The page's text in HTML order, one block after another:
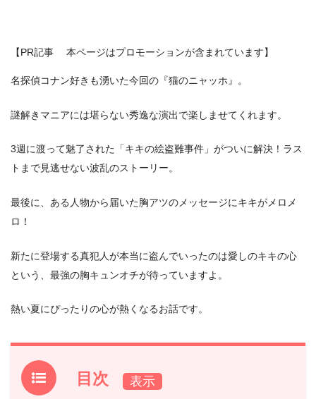
【PR記事 本ページはプロモーションが含まれています】
名探偵コナン好きも湧いた今回の『猫のニャッホ』。
謎解きマニアには堪らない秀逸な演出で楽しませてくれます。
3週に渡って魅了された「キキの絵盗難事件」がついに解決！ラス
トまで見逃せない波乱のストーリー。
最後に、ある人物から届いた胸アツのメッセージにキキがメロメ
ロ！
新たに登場する真犯人が本当に盗んでいったのは愛しのキキの心
という、最強の胸キュンオチが待っていますよ。
熱い夏にぴったりの心が熱くなるお話です。
目次